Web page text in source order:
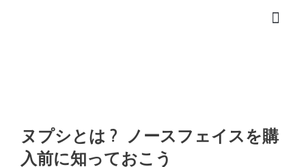
ヌプシとは？ ノースフェイスを購
入前に知っておこう